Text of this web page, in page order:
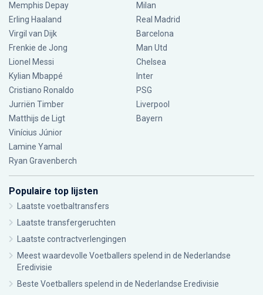
Memphis Depay
Erling Haaland
Virgil van Dijk
Frenkie de Jong
Lionel Messi
Kylian Mbappé
Cristiano Ronaldo
Jurriën Timber
Matthijs de Ligt
Vinícius Júnior
Lamine Yamal
Ryan Gravenberch
Milan
Real Madrid
Barcelona
Man Utd
Chelsea
Inter
PSG
Liverpool
Bayern
Populaire top lijsten
Laatste voetbaltransfers
Laatste transfergeruchten
Laatste contractverlengingen
Meest waardevolle Voetballers spelend in de Nederlandse
Eredivisie
Beste Voetballers spelend in de Nederlandse Eredivisie